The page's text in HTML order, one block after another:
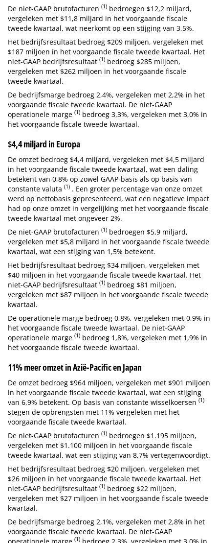
De niet-GAAP brutofacturen (1) bedroegen $12,2 miljard,
vergeleken met $11,8 miljard in het voorgaande fiscale
tweede kwartaal, wat neerkomt op een stijging van 3,5%.
Het bedrijfsresultaat bedroeg $209 miljoen, vergeleken met
$187 miljoen in het voorgaande fiscale tweede kwartaal. Het
niet-GAAP bedrijfsresultaat (1) bedroeg $285 miljoen,
vergeleken met $262 miljoen in het voorgaande fiscale
tweede kwartaal.
De bedrijfsmarge bedroeg 2,4%, vergeleken met 2,2% in het
voorgaande fiscale tweede kwartaal. De niet-GAAP
operationele marge (1) bedroeg 3,3%, vergeleken met 3,0% in
het voorgaande fiscale tweede kwartaal.
$4,4 miljard in Europa
De omzet bedroeg $4,4 miljard, vergeleken met $4,5 miljard
in het voorgaande fiscale tweede kwartaal, wat een daling
betekent van 0,8% op zowel GAAP-basis als op basis van
constante valuta (1) . Een groter percentage van onze omzet
werd op nettobasis gepresenteerd, wat een negatieve impact
had op onze omzet in vergelijking met het voorgaande fiscale
tweede kwartaal met ongeveer 2%.
De niet-GAAP brutofacturen (1) bedroegen $5,9 miljard,
vergeleken met $5,8 miljard in het voorgaande fiscale tweede
kwartaal, wat een stijging van 1,5% betekent.
Het bedrijfsresultaat bedroeg $34 miljoen, vergeleken met
$40 miljoen in het voorgaande fiscale tweede kwartaal. Het
niet-GAAP bedrijfsresultaat (1) bedroeg $81 miljoen,
vergeleken met $87 miljoen in het voorgaande fiscale tweede
kwartaal.
De operationele marge bedroeg 0,8%, vergeleken met 0,9% in
het voorgaande fiscale tweede kwartaal. De niet-GAAP
operationele marge (1) bedroeg 1,8%, vergeleken met 1,9% in
het voorgaande fiscale tweede kwartaal.
11% meer omzet in Azië-Pacific en Japan
De omzet bedroeg $964 miljoen, vergeleken met $901 miljoen
in het voorgaande fiscale tweede kwartaal, wat een stijging
van 6,9% betekent. Op basis van constante wisselkoersen (1)
stegen de opbrengsten met 11% vergeleken met het
voorgaande fiscale tweede kwartaal.
De niet-GAAP brutofacturen (1) bedroegen $1.195 miljoen,
vergeleken met $1.100 miljoen in het voorgaande fiscale
tweede kwartaal, wat een stijging van 8,7% vertegenwoordigt.
Het bedrijfsresultaat bedroeg $20 miljoen, vergeleken met
$26 miljoen in het voorgaande fiscale tweede kwartaal. Het
niet-GAAP bedrijfsresultaat (1) bedroeg $22 miljoen,
vergeleken met $27 miljoen in het voorgaande fiscale tweede
kwartaal.
De bedrijfsmarge bedroeg 2,1%, vergeleken met 2,8% in het
voorgaande fiscale tweede kwartaal. De niet-GAAP
operationele marge (1) bedroeg 2,3%, vergeleken met 3,0% in